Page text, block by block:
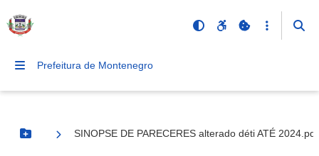
Prefeitura de Montenegro
Botão Menu
SINOPSE DE PARECERES alterado déti ATÉ 2024.pdf